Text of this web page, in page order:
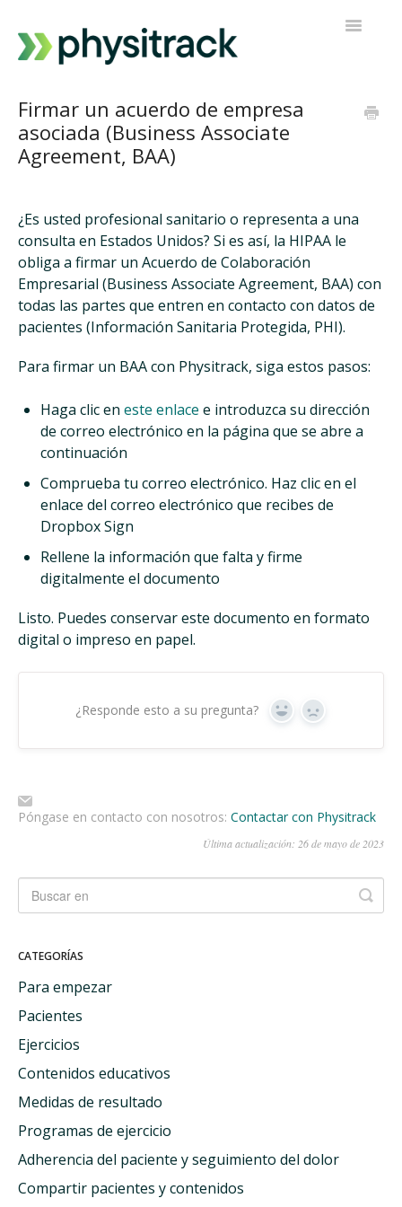
Alternar
PT Directo
Firmar un acuerdo de empresa
asociada (Business Associate
Agreement, BAA)
¿Es usted profesional sanitario o representa a una
consulta en Estados Unidos? Si es así, la HIPAA le
obliga a firmar un Acuerdo de Colaboración
Empresarial (Business Associate Agreement, BAA) con
todas las partes que entren en contacto con datos de
pacientes (Información Sanitaria Protegida, PHI).
Para firmar un BAA con Physitrack, siga estos pasos:
Haga clic en este enlace e introduzca su dirección
de correo electrónico en la página que se abre a
continuación
Comprueba tu correo electrónico. Haz clic en el
enlace del correo electrónico que recibes de
Dropbox Sign
Rellene la información que falta y firme
digitalmente el documento
Listo. Puedes conservar este documento en formato
digital o impreso en papel.
¿Responde esto a su pregunta? Sí No
Póngase en contacto con nosotros: Contactar con Physitrack
Última actualización: 26 de mayo de 2023
CATEGORÍAS
Para empezar
Pacientes
Ejercicios
Contenidos educativos
Medidas de resultado
Programas de ejercicio
Adherencia del paciente y seguimiento del dolor
Compartir pacientes y contenidos